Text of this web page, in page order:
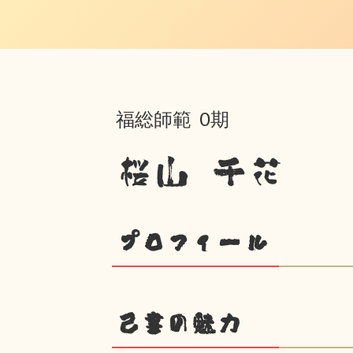
福総師範 0期
桜山 千花
プロフィール
己書の魅力